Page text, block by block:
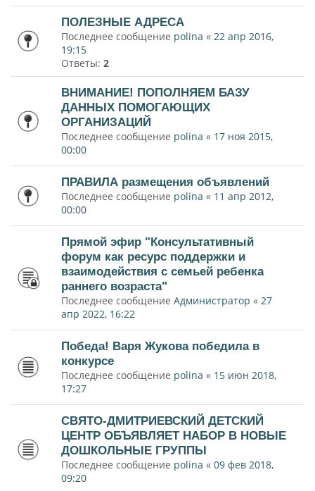
ПОЛЕЗНЫЕ АДРЕСА
Последнее сообщение polina « 22 апр 2016,
19:15
Ответы: 2
ВНИМАНИЕ! ПОПОЛНЯЕМ БАЗУ
ДАННЫХ ПОМОГАЮЩИХ
ОРГАНИЗАЦИЙ
Последнее сообщение polina « 17 ноя 2015,
00:00
ПРАВИЛА размещения объявлений
Последнее сообщение polina « 11 апр 2012,
00:00
Прямой эфир "Консультативный
форум как ресурс поддержки и
взаимодействия с семьей ребенка
раннего возраста"
Последнее сообщение Администратор « 27
апр 2022, 16:22
Победа! Варя Жукова победила в
конкурсе
Последнее сообщение polina « 15 июн 2018,
17:27
СВЯТО-ДМИТРИЕВСКИЙ ДЕТСКИЙ
ЦЕНТР ОБЪЯВЛЯЕТ НАБОР В НОВЫЕ
ДОШКОЛЬНЫЕ ГРУППЫ
Последнее сообщение polina « 09 фев 2018,
09:20